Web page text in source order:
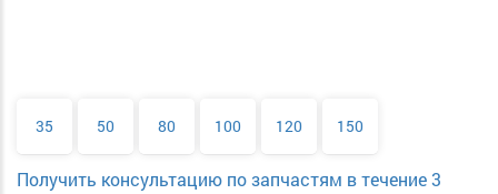
35 50 80 100 120 150
Получить консультацию по запчастям в течение 3